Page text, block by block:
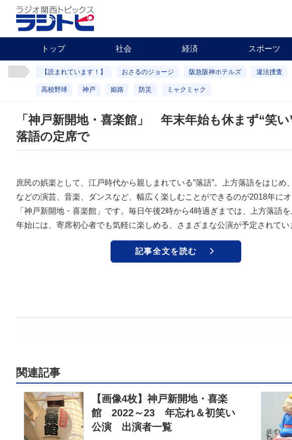
トップ 社会 経済 スポーツ
【読まれています！】 おさるのジョージ 阪急阪神ホテルズ 違法捜査
高校野球 神戸 姫路 防災 ミャクミャク
「神戸新開地・喜楽館」 年末年始も休まず“笑
落語の定席で
庶民の娯楽として、江戸時代から親しまれている”落語”。上方落語をはじめ
などの演芸、音楽、ダンスなど、幅広く楽しむことができるのが2018年に
「神戸新開地・喜楽館」です。毎日午後2時から4時過ぎまでは、上方落語
年始には、寄席初心者でも気軽に楽しめる、さまざまな公演が予定されてい
記事全文を読む
関連記事
【画像4枚】神戸新開地・喜楽
館 2022～23 年忘れ＆初笑い
公演 出演者一覧